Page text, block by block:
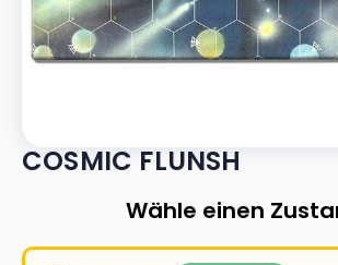
COSMIC FLUNSH
Wähle einen